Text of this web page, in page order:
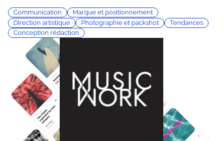
Communication
Marque et positionnement
Direction artistique
Photographie et packshot
Tendances
Conception rédaction